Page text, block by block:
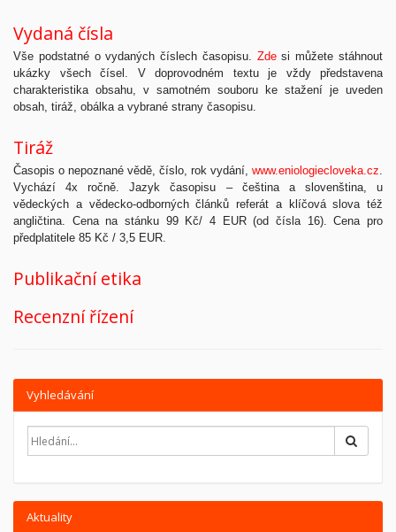
Vydaná čísla
Vše podstatné o vydaných číslech časopisu. Zdesi můžete stáhnout
ukázky všech čísel. V doprovodném textu je vždy představena
charakteristika obsahu, v samotném souboru ke stažení je uveden
obsah, tiráž, obálka a vybrané strany časopisu.
Tiráž
Časopis o nepoznané vědě, číslo, rok vydání, www.eniologiecloveka.cz.
Vychází 4x ročně. Jazyk časopisu – čeština a slovenština, u
vědeckých a vědecko-odborných článků referát a klíčová slova též
angličtina. Cena na stánku 99 Kč/ 4 EUR (od čísla 16). Cena pro
předplatitele 85 Kč / 3,5 EUR.
Publikační etika
Recenzní řízení
Vyhledávání
Aktuality